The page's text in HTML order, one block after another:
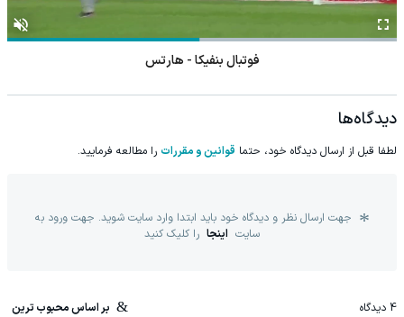
فوتبال بنفیکا - هارتس
دیدگاه‌ها
لطفا قبل از ارسال دیدگاه خود، حتما قوانین و مقررات را مطالعه فرمایید.
جهت ارسال نظر و دیدگاه خود باید ابتدا وارد سایت شوید. جهت ورود به
سایت اینجا را کلیک کنید
4 دیدگاه بر اساس محبوب ترین